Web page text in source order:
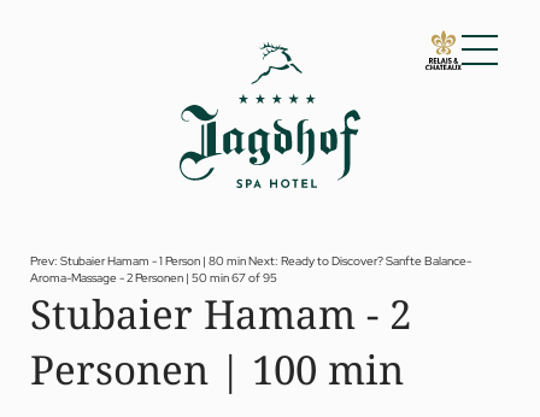
01 Der Jagdhof
02 Zimmer & Suiten
Spa
Fitness
Private Spa Suite
Jagdhof Specials nach Dr. A. Papp
Prev: Stubaier Hamam - 1 Person | 80 minNext: Ready to Discover? Sanfte Balance-
Aroma-Massage - 2 Personen | 50 min67 of 95
Stubaier Hamam - 2
Personen | 100 min